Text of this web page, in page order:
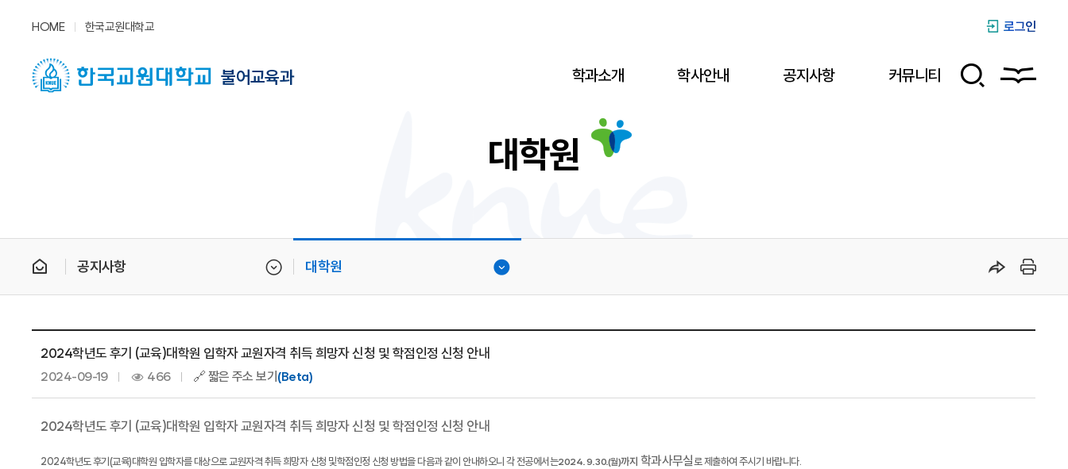
HOME 한국교원대학교 로그인
불어교육과 학과소개 학사안내 공지사항 커뮤니티
대학원
공지사항 대학원
2024학년도 후기 (교육)대학원 입학자 교원자격 취득 희망자 신청 및 학점인정 신청 안내
2024-09-19 466 🔗 짧은 주소 보기 (Beta)
2024학년도 후기 (교육)대학원 입학자 교원자격 취득 희망자 신청 및 학점인정 신청 안내
2024학년도 후기 (교육)대학원 입학자를 대상으로 교원자격 취득 희망자 신청 및학점인정 신청 방법을 다음과 같이 안내하오니 각 전공에서는2024. 9. 30.(월)까지 학과사무실로 제출하여 주시기 바랍니다.